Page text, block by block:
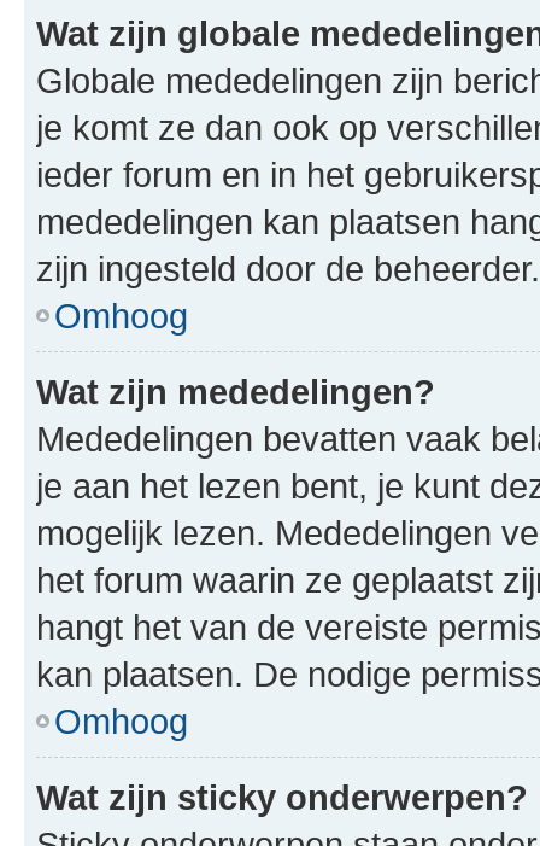
Wat zijn globale
Globale mededelingen zijn
je komt ze dan ook op
ieder forum en in het
mededelingen kan plaatsen
zijn ingesteld door de beheerder.
Omhoog
Wat zijn mededelingen?
Mededelingen bevatten vaak
je aan het lezen bent, je kunt
mogelijk lezen. Mededelingen
het forum waarin ze geplaatst
hangt het van de vereiste
kan plaatsen. De nodige
Omhoog
Wat zijn sticky onderwerpen?